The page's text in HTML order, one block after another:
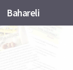
Skip to content
Bahareli